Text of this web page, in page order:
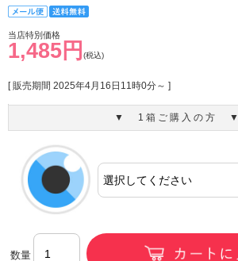
当店特別価格
1,485円 (税込)
[ 販売期間 2025年4月16日11時0分～ ]
▼ 1箱ご購入の方 ▼
数量